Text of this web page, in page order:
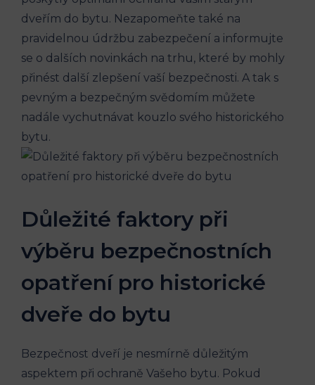
dveřím do bytu. Nezapomeňte také na
pravidelnou údržbu zabezpečení a informujte
se o dalších novinkách na trhu, které by mohly
přinést další zlepšení vaší bezpečnosti. A tak s
pevným a bezpečným svědomím můžete
nadále vychutnávat kouzlo svého historického
bytu.
Důležité faktory při
výběru bezpečnostních
opatření pro historické
dveře do bytu
Bezpečnost dveří je nesmírně důležitým
aspektem při ochraně Vašeho bytu. Pokud